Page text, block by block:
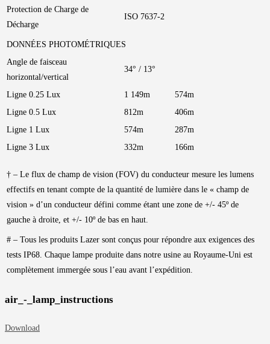
Protection de Charge de
Décharge
ISO 7637-2
DONNÉES PHOTOMÉTRIQUES
Angle de faisceau
horizontal/vertical
34° / 13°
Ligne 0.25 Lux 1 149m
574m
Ligne 0.5 Lux
812m
406m
Ligne 1 Lux
574m
287m
Ligne 3 Lux
332m 166m
† – Le flux de champ de vision (FOV) du conducteur mesure les lumens
effectifs en tenant compte de la quantité de lumière dans le « champ de
vision » d’un conducteur défini comme étant une zone de +/- 45º de
gauche à droite, et +/- 10º de bas en haut.
# – Tous les produits Lazer sont conçus pour répondre aux exigences des
tests IP68. Chaque lampe produite dans notre usine au Royaume-Uni est
complètement immergée sous l’eau avant l’expédition.
air_-_lamp_instructions
Download